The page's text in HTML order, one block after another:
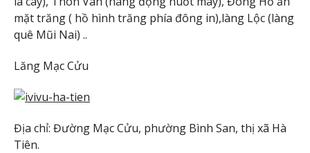
mặt trăng ( hồ hình trăng phía đông in),làng Lộc (làng
quê Mũi Nai) ..
Lăng Mạc Cửu
Địa chỉ: Đường Mạc Cửu, phường Bình San, thị xã Hà
Tiên.